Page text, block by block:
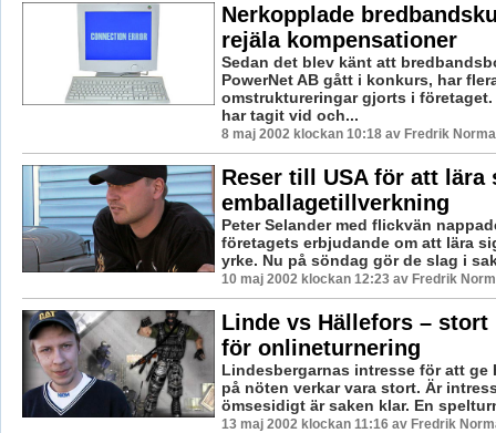
Nerkopplade
rejäla kompensationer
Sedan det blev känt att
PowerNet AB gått i konkurs, har
omstruktureringar gjorts i företaget.
har tagit vid och...
8 maj 2002 klockan 10:18 av Fredrik
Reser till USA för att lära
emballagetillverkning
Peter Selander med flickvän
företagets erbjudande om att lära
yrke. Nu på söndag gör de slag i
10 maj 2002 klockan 12:23 av Fredrik
Linde vs Hällefors – stort
för onlineturnering
Lindesbergarnas intresse för att ge
på nöten verkar vara stort. Är
ömsesidigt är saken klar. En
13 maj 2002 klockan 11:16 av Fredrik